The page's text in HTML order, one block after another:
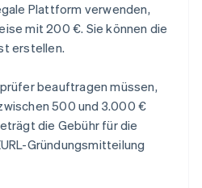
Plattform verwenden,
mit 200 €. Sie können die
erstellen.
beauftragen müssen,
500 und 3.000 €
die Gebühr für die
Gründungsmitteilung